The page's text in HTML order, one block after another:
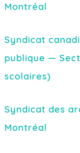
Montréal
Syndicat
publique —
scolaires)
Syndicat des
Montréal